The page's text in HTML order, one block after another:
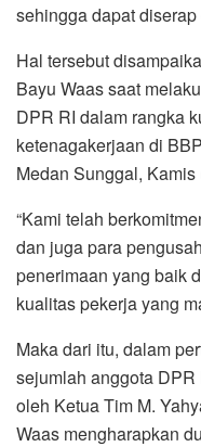
sehingga dapat
Hal tersebut
Bayu Waas saat
DPR RI dalam rangka
ketenagakerjaan di
Medan Sunggal, Kamis
“Kami telah
dan juga para
penerimaan yang baik
kualitas pekerja yang
Maka dari itu, dalam
sejumlah anggota
oleh Ketua Tim M.
Waas mengharapkan